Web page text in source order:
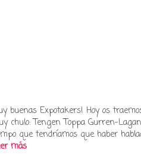
buenas Expotakers! Hoy os
chulo: Tengen Toppa Gurren-
que tendríamos que haber
más